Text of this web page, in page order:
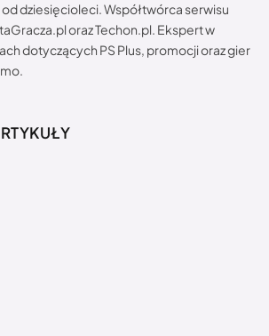
dziesięcioleci. Współtwórca serwisu
oraz Techon.pl. Ekspert w
dotyczących PS Plus, promocji oraz gier